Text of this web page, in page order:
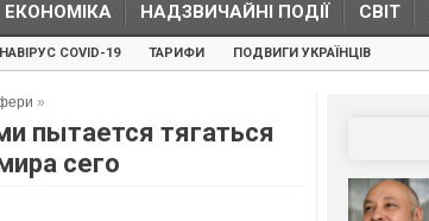
ЕКОНОМІКА НАДЗВИЧАЙНІ ПОДІЇ СВІТ
COVID-19 ТАРИФИ ПОДВИГИ УКРАЇНЦІВ
»
пытается тягаться
сего